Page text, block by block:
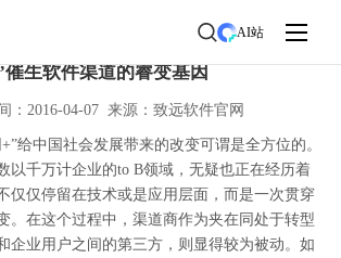
AI站
中心
生软件渠道的睿变基因
：2016-04-07 来源：致远软件官网
给中国社会发展带来的改变可谓是全方位的。
以千万计企业的to B领域，无疑也正在经历着
仅仅停留在技术或是应用层面，而是一次贯穿
。在这个过程中，渠道商作为夹在同处于转型
企业用户之间的第三方，则显得较为被动。如